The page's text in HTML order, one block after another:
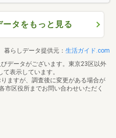
タをもっと見る
暮らしデータ提供元： 生活ガイド.com
データがございます。東京23区以外
表示しています。
ますが、調査後に変更がある場合が
市区役所までお問い合わせいただく